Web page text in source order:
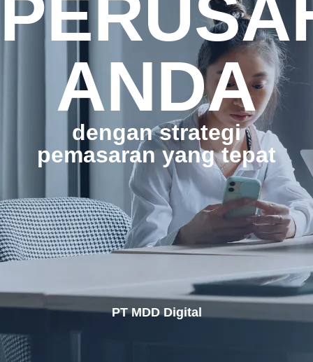
ANDA
dengan strategi
pemasaran yang tepat
PT MDD Digital